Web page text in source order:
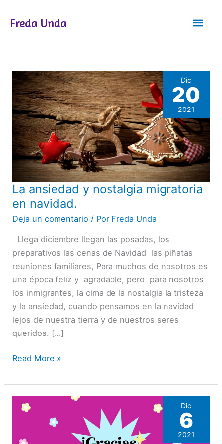
Freda Unda
La ansiedad y nostalgia migratoria
en navidad.
Deja un comentario / Por Freda Unda
Llega diciembre llegan las posadas, los
preparativos las cenas de Navidad las piñatas
reuniones familiares, Para muchos de nosotros es
una época feliz y agradable, pero para nosotros
los inmigrantes, la cima de la nostalgia la tristeza
y la ansiedad, cuando pensamos en la navidad
lejos de nuestra tierra y de nuestros seres
queridos. […]
La
ansiedad
y
migratoria
en
navidad.
Read More »
Dic
20
2021
Dic
6
2021